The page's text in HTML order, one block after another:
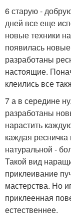
6 старую -
дней все еще
новые техники
появилась
разработаны
настоящие.
клеились все
7 а в середине
разработаны
нарастить
каждая
натуральной -
Такой вид
приклеивание
мастерства. Но
приклеенная
естественнее.